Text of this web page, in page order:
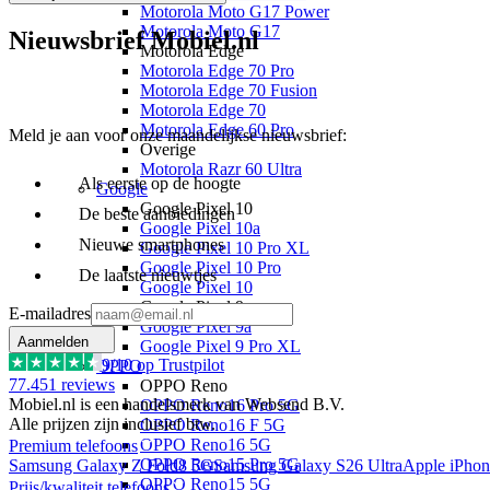
Motorola Moto G17 Power
Motorola Moto G17
Motorola Edge
Motorola Edge 70 Pro
Motorola Edge 70 Fusion
Motorola Edge 70
Motorola Edge 60 Pro
Overige
Motorola Razr 60 Ultra
Google
Google Pixel 10
Google Pixel 10a
Google Pixel 10 Pro XL
Google Pixel 10 Pro
Google Pixel 10
Google Pixel 9
Google Pixel 9a
Google Pixel 9 Pro XL
OPPO
OPPO Reno
OPPO Reno16 Pro 5G
OPPO Reno16 F 5G
OPPO Reno16 5G
OPPO Reno15 Pro 5G
OPPO Reno15 5G
Nieuwsbrief Mobiel.nl
Meld je aan voor onze maandelijkse nieuwsbrief:
Als eerste op de hoogte
De beste aanbiedingen
Nieuwe smartphones
De laatste nieuwtjes
E-mailadres
Aanmelden
9/10 op Trustpilot
77.451 reviews
Mobiel.nl is een handelsmerk van Websend B.V.
Alle prijzen zijn inclusief btw.
Premium telefoons
Samsung Galaxy Z Fold8 5GSamsung Galaxy S26 UltraApple